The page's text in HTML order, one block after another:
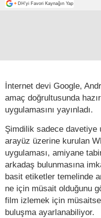
+ DH'yi Favori Kaynağın Yap
İnternet devi Google,
amaç doğrultusunda
uygulamasını yayınladı.
Şimdilik sadece davetiye
arayüz üzerine kurulan
uygulaması, amiyane
arkadaş bulunmasına
basit etiketler temelinde
ne için müsait olduğunu
film izlemek için
buluşma ayarlanabiliyor.